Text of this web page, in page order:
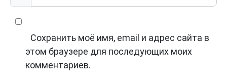
Сохранить моё имя, email и адрес сайта в
этом браузере для последующих моих
комментариев.